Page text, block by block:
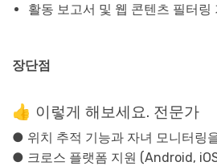
활동 보고서 및 웹 콘텐츠 필터링
장단점
👍 이렇게 해보세요. 전문가
● 위치 추적 기능과 자녀 모니터링
● 크로스 플랫폼 지원 (Android,